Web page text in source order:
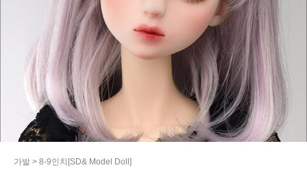
가발 > 8-9인치[SD& Model Doll]